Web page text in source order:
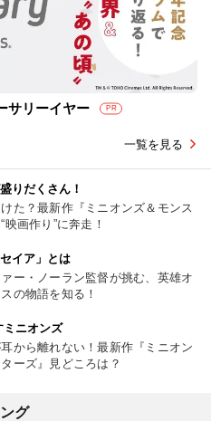
サリーイヤー PR
一覧を見る
りだくさん！
た？最新作『ミニオンズ＆モンス
映画作り”に奔走！
セイア」とは
ー・ノーラン監督が挑む、英雄オ
の物語を知る！
ミニオンズ
から離れない！最新作『ミニオン
ーズ』見どころは？
グ